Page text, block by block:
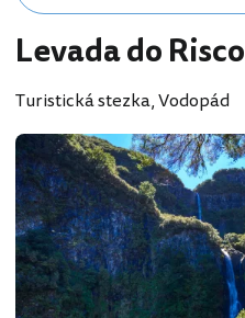
Levada do Risco
Turistická stezka, Vodopád